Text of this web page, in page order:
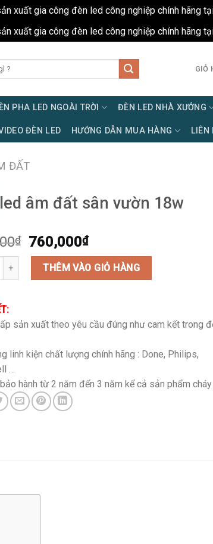
xuất gia công đèn led công nghiệp chính hãng
xuất gia công đèn led công nghiệp chính hãng
GIỎ
PHA LED NGOÀI TRỜI ĐÈN LED NHÀ XƯỞNG
ĐÈN LED HƯỚNG DẪN MUA HÀNG LIÊN
ĐẤT
âm đất sân vườn 18w
₫
Giá
gốc
890,000₫.
760,000₫Giá
hiện
tại
là:
đất sân vườn 18w số lượng
THÊM VÀO GIỎ HÀNG
sản xuất theo yêu cầu đúng như cam kết trong
linh kiện chất lượng chính hãng : Done, Philips,
…
hành từ 2 năm đến 3 năm kể cả sản phẩm